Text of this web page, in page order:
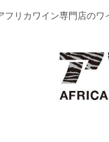
フリカワイン専門店のワ